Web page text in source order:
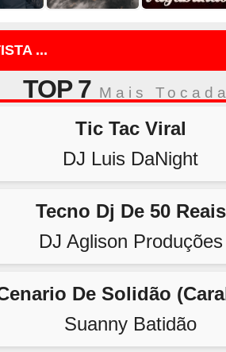
...
TOP 7 Mais
Tic Tac Viral
DJ Luis DaNight
Tecno Dj De 50 Reais
DJ Aglison Produções
De Solidão
Suanny Batidão